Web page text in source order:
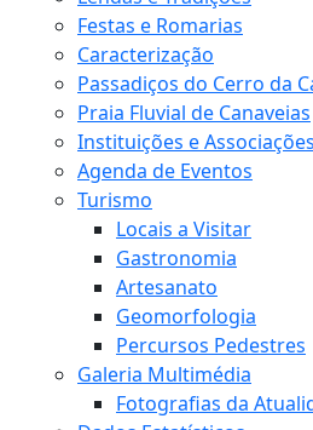
Festas e Romarias
Caracterização
Passadiços do Cerro da
Praia Fluvial de Canaveias
Instituições e Associações
Agenda de Eventos
Turismo
Locais a Visitar
Gastronomia
Artesanato
Geomorfologia
Percursos Pedestres
Galeria Multimédia
Fotografias da